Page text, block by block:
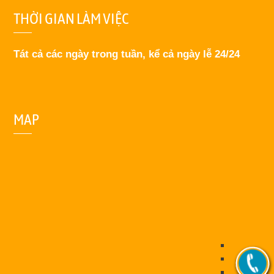
THỜI GIAN LÀM VIỆC
Tát cả các ngày trong tuần, kể cả ngày lễ 24/24
MAP